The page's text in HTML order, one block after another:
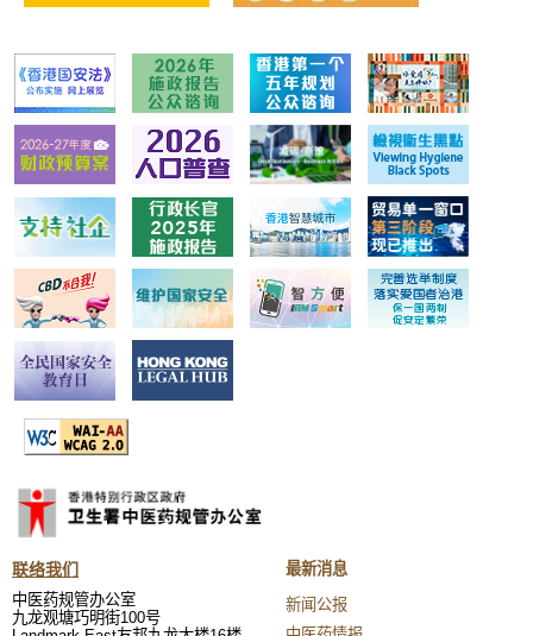
联络我们
中医药规管办公室
九龙观塘巧明街100号
最新消息
新闻公报